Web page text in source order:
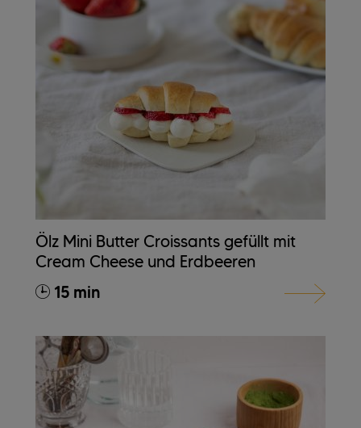
Ölz Mini Butter Croissants gefüllt mit
Cream Cheese und Erdbeeren
15 min